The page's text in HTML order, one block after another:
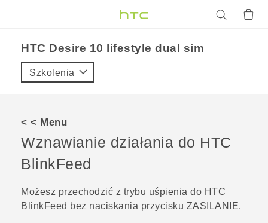
VIVE
VIVERSE
POMOC TECHNICZNA
Urządzenia i akcesoria HTC
HTC Desire 10 lifestyle dual sim‎
Szkolenia
< < Menu
Wznawianie działania do HTC
BlinkFeed
Możesz przechodzić z trybu uśpienia do HTC
BlinkFeed bez naciskania przycisku ZASILANIE.